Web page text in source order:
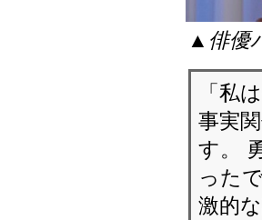
▲俳優
「私
事実
す。
った
激的